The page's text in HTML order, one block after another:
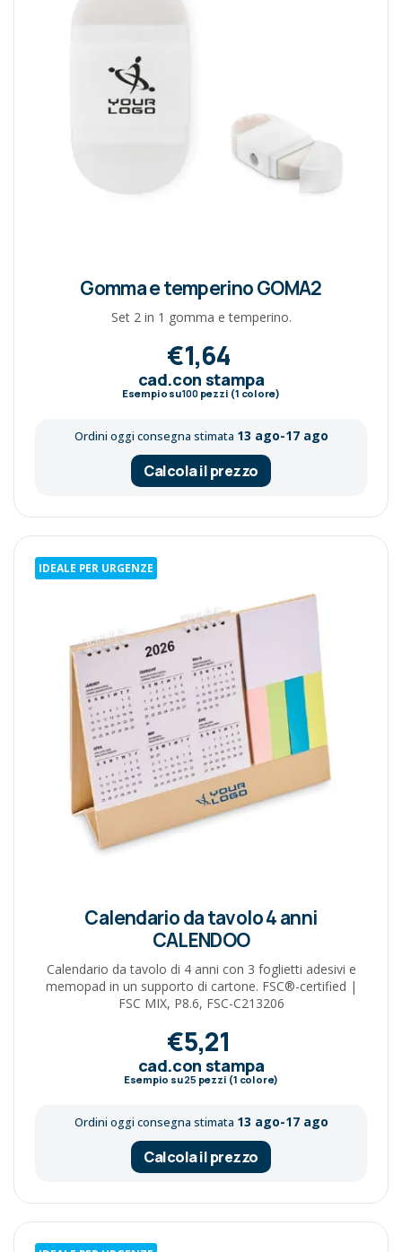
Gomma e temperino GOMA2
Set 2 in 1 gomma e temperino.
€1,64
cad.con stampa
Esempio su100pezzi (1 colore)
Ordini oggi consegna stimata 13 ago-17 ago
Calcola il prezzo
IDEALE PER URGENZE
Calendario da tavolo 4 anni
CALENDOO
Calendario da tavolo di 4 anni con 3 foglietti adesivi e
memopad in un supporto di cartone. FSC®-certified |
FSC MIX, P8.6, FSC-C213206
€5,21
cad.con stampa
Esempio su25 pezzi (1 colore)
Ordini oggi consegna stimata 13 ago-17 ago
Calcola il prezzo